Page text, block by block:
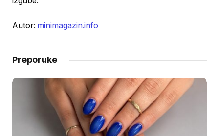
Autor: minimagazin.info
Preporuke